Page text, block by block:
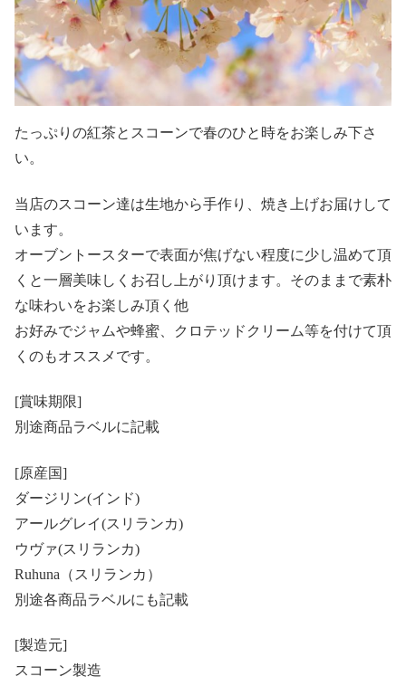
たっぷりの紅茶とスコーンで春のひと時をお楽しみ下さ
い。
当店のスコーン達は生地から手作り、焼き上げお届けして
います。
オーブントースターで表面が焦げない程度に少し温めて頂
くと一層美味しくお召し上がり頂けます。そのままで素朴
な味わいをお楽しみ頂く他
お好みでジャムや蜂蜜、クロテッドクリーム等を付けて頂
くのもオススメです。
[賞味期限]
別途商品ラベルに記載
[原産国]
ダージリン(インド)
アールグレイ(スリランカ)
ウヴァ(スリランカ)
Ruhuna（スリランカ）
別途各商品ラベルにも記載
[製造元]
スコーン製造